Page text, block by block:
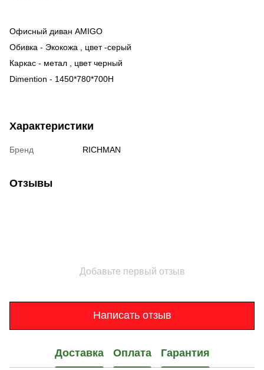
Офисный диван AMIGO
Обивка - Экокожа , цвет -серый
Каркас - метал , цвет черный
Dimention - 1450*780*700H
Характеристики
Бренд RICHMAN
Отзывы
Добавьте первый отзыв
Написать отзыв
Доставка Оплата Гарантия